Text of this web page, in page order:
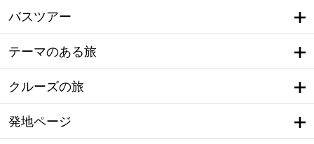
バスツアー
テーマのある旅
クルーズの旅
発地ページ